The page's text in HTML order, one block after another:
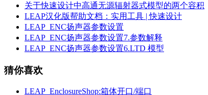
关于快速设计中高通无源辐射器式模型的两个容积
LEAP汉化版帮助文档：实用工具 | 快速设计
LEAP_ENC扬声器参数设置
LEAP_ENC扬声器参数设置7.参数解释
LEAP_ENC扬声器参数设置6.LTD 模型
猜你喜欢
LEAP_EnclosureShop:箱体开口/端口